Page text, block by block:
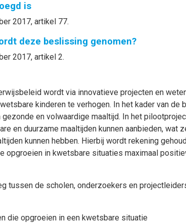
is
2017, artikel 77.
deze beslissing genomen?
2017, artikel 2.
wordt via innovatieve projecten en
kinderen te verhogen. In het kader van de
en volwaardige maaltijd. In het
en duurzame maaltijden kunnen aanbieden, wat
kunnen hebben. Hierbij wordt rekening
in kwetsbare situaties maximaal
tussen de scholen, onderzoekers en
die opgroeien in een kwetsbare situatie